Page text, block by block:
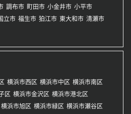
調布市 町田市 小金井市 小平市
立市 福生市 狛江市 東大和市 清瀬市
横浜市西区 横浜市中区 横浜市南区
区 横浜市金沢区 横浜市港北区
横浜市旭区 横浜市緑区 横浜市瀬谷区